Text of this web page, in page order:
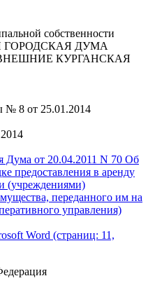
собственности
ГОРОДСКАЯ ДУМА
ВНЕШНИЕ КУРГАНСКАЯ
№ 8 от 25.01.2014
от 20.04.2011 N 70 Об
предоставления в аренду
(учреждениями)
переданного им на
управления)
Word (страниц: 11,